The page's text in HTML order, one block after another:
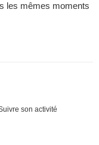
les mêmes moments
son activité